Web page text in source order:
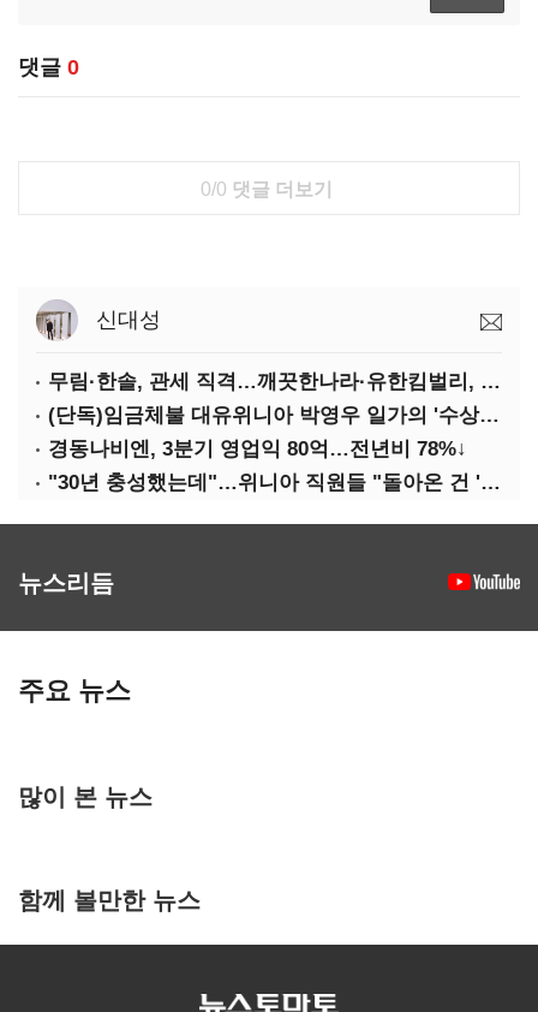
댓글 0
0/0 댓글 더보기
신대성
무림·한솔, 관세 직격…깨끗한나라·유한킴벌리, 수익성 악화
(단독)임금체불 대유위니아 박영우 일가의 '수상한 별장'
경동나비엔, 3분기 영업익 80억…전년비 78%↓
"30년 충성했는데"…위니아 직원들 "돌아온 건 '배신'"
뉴스리듬
주요 뉴스
많이 본 뉴스
함께 볼만한 뉴스